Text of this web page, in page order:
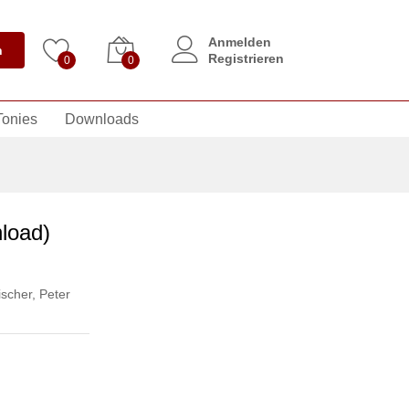
0 0
Anmelden
Registrieren
Downloads
, Peter